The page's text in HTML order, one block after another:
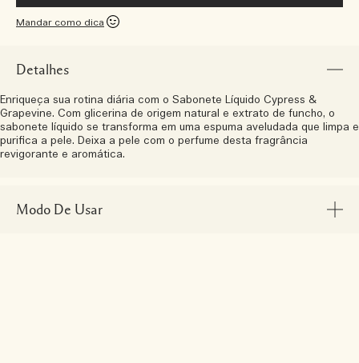
Mandar como dica
Detalhes
Enriqueça sua rotina diária com o Sabonete Líquido Cypress &
Grapevine. Com glicerina de origem natural e extrato de funcho, o
sabonete líquido se transforma em uma espuma aveludada que limpa e
purifica a pele. Deixa a pele com o perfume desta fragrância
revigorante e aromática.
Modo De Usar